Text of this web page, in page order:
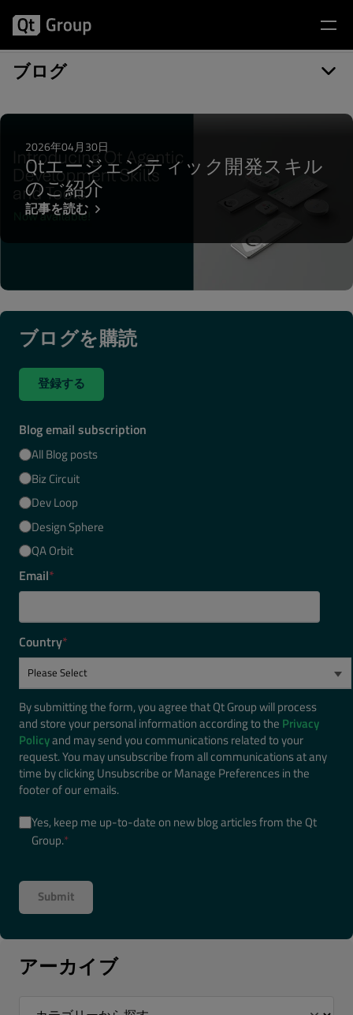
ブログ
記事カテゴリー: Marketplace
2026年04月30日
Qtエージェンティック開発スキル
のご紹介
記事を読む
ブログを購読
登録する
Blog email subscription
All Blog posts
Biz Circuit
Dev Loop
Design Sphere
QA Orbit
Email*
Country*
By submitting the form, you agree that Qt Group will process
and store your personal information according to the Privacy
Policyand may send you communications related to your
request. You may unsubscribe from all communications at any
time by clicking Unsubscribe or Manage Preferences in the
footer of our emails.
Yes, keep me up-to-date on new blog articles from the Qt
Group.*
アーカイブ